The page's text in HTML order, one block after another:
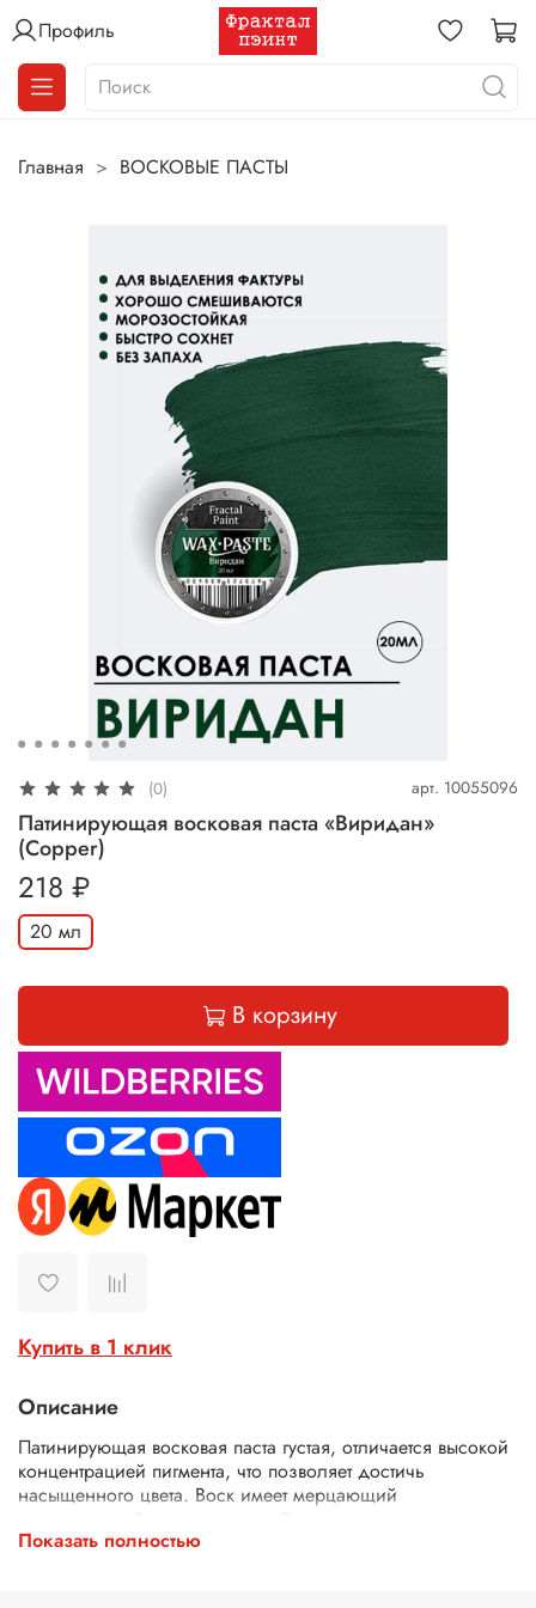
Профиль
Главная ВОСКОВЫЕ ПАСТЫ
(0) арт. 10055096
Патинирующая восковая паста «Виридан»
(Сopper)
218 ₽
20 мл
В корзину
Купить в 1 клик
Описание
Патинирующая восковая паста густая, отличается высокой
концентрацией пигмента, что позволяет достичь
насыщенного цвета. Воск имеет мерцающий
металлический оттенок, который придаст вашему изделию
эффектный вид. Паста не имеет неприятного запаха, что
Показать полностью